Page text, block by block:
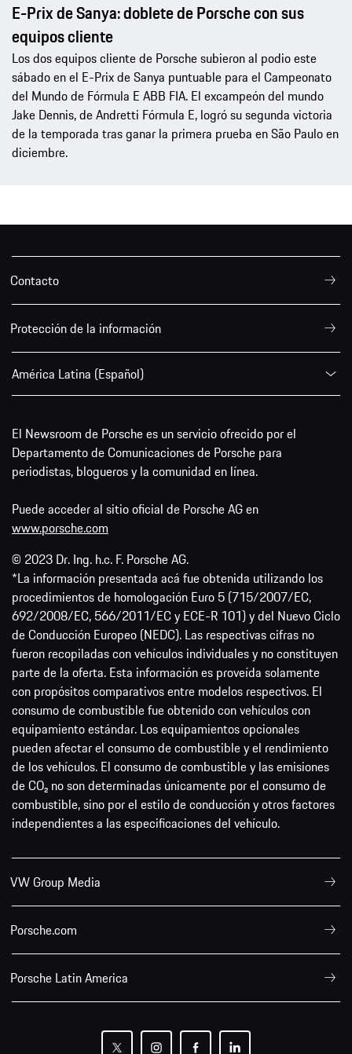
E-Prix de Sanya: doblete de Porsche con sus
equipos cliente
Los dos equipos cliente de Porsche subieron al podio este
sábado en el E-Prix de Sanya puntuable para el Campeonato
del Mundo de Fórmula E ABB FIA. El excampeón del mundo
Jake Dennis, de Andretti Fórmula E, logró su segunda victoria
de la temporada tras ganar la primera prueba en São Paulo en
diciembre.
Contacto
Protección de la información
América Latina (Español)
El Newsroom de Porsche es un servicio ofrecido por el
Departamento de Comunicaciones de Porsche para
periodistas, blogueros y la comunidad en línea.
Puede acceder al sitio oficial de Porsche AG en
www.porsche.com
© 2023 Dr. Ing. h.c. F. Porsche AG.
*La información presentada acá fue obtenida utilizando los
procedimientos de homologación Euro 5 (715/2007/EC,
692/2008/EC, 566/2011/EC y ECE-R 101) y del Nuevo Ciclo
de Conducción Europeo (NEDC). Las respectivas cifras no
fueron recopiladas con vehículos individuales y no constituyen
parte de la oferta. Esta información es proveída solamente
con propósitos comparativos entre modelos respectivos. El
consumo de combustible fue obtenido con vehículos con
equipamiento estándar. Los equipamientos opcionales
pueden afectar el consumo de combustible y el rendimiento
de los vehículos. El consumo de combustible y las emisiones
de CO₂ no son determinadas únicamente por el consumo de
combustible, sino por el estilo de conducción y otros factores
independientes a las especificaciones del vehículo.
VW Group Media
Porsche.com
Porsche Latin America